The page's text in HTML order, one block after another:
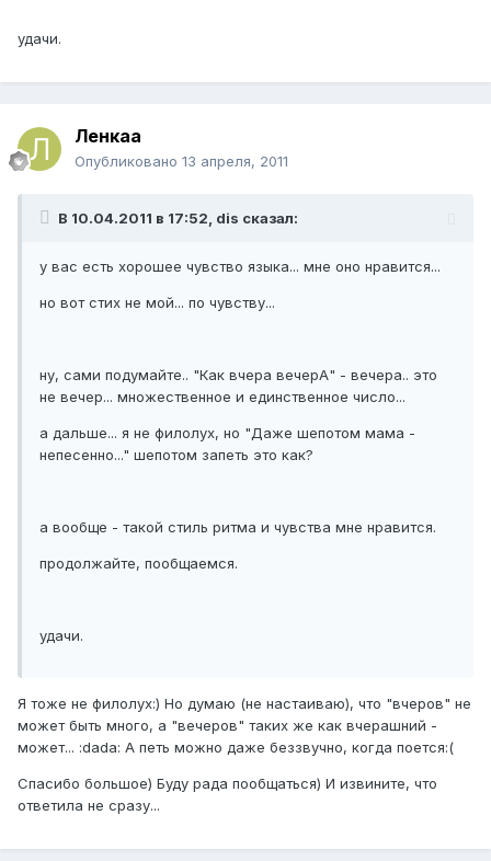
удачи.
Ленкаа
Опубликовано 13 апреля, 2011
В 10.04.2011 в 17:52, dis сказал:
у вас есть хорошее чувство языка... мне оно нравится...
но вот стих не мой... по чувству...
ну, сами подумайте.. "Как вчера вечерА" - вечера.. это
не вечер... множественное и единственное число...
а дальше... я не филолух, но "Даже шепотом мама -
непесенно..." шепотом запеть это как?
а вообще - такой стиль ритма и чувства мне нравится.
продолжайте, пообщаемся.
удачи.
Я тоже не филолух:) Но думаю (не настаиваю), что "вчеров" не
может быть много, а "вечеров" таких же как вчерашний -
может... :dada: А петь можно даже беззвучно, когда поется:(
Спасибо большое) Буду рада пообщаться) И извините, что
ответила не сразу...